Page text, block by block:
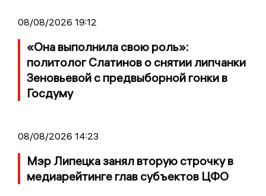
08/08/2026 19:12
«Она выполнила свою роль»:
политолог Слатинов о снятии липчанки
Зеновьевой с предвыборной гонки в
Госдуму
08/08/2026 14:23
Мэр Липецка занял вторую строчку в
медиарейтинге глав субъектов ЦФО